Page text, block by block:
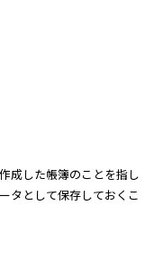
成した帳簿のことを指し
タとして保存しておくこ